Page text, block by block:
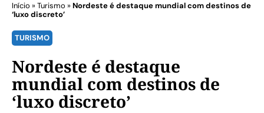
Início »Turismo »Nordeste é destaque mundial com destinos de
‘luxo discreto’
TURISMO
Nordeste é destaque
mundial com destinos de
‘luxo discreto’